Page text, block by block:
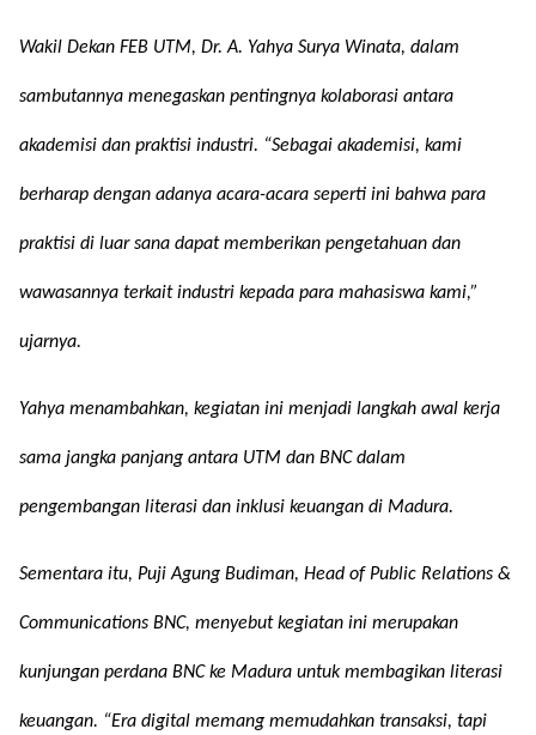
Wakil Dekan FEB UTM, Dr. A. Yahya Surya Winata, dalam
sambutannya menegaskan pentingnya kolaborasi antara
akademisi dan praktisi industri. “Sebagai akademisi, kami
berharap dengan adanya acara-acara seperti ini bahwa para
praktisi di luar sana dapat memberikan pengetahuan dan
wawasannya terkait industri kepada para mahasiswa kami,”
ujarnya.
Yahya menambahkan, kegiatan ini menjadi langkah awal kerja
sama jangka panjang antara UTM dan BNC dalam
pengembangan literasi dan inklusi keuangan di Madura.
Sementara itu, Puji Agung Budiman, Head of Public Relations &
Communications BNC, menyebut kegiatan ini merupakan
kunjungan perdana BNC ke Madura untuk membagikan literasi
keuangan. “Era digital memang memudahkan transaksi, tapi